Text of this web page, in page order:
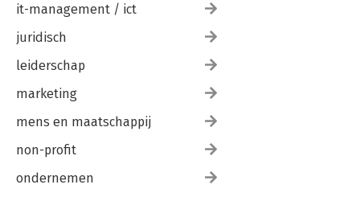
it-management / ict
juridisch
leiderschap
marketing
mens en maatschappij
non-profit
ondernemen